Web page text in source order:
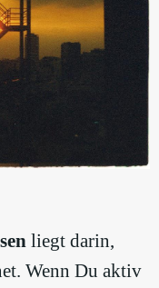
liegt darin,
Wenn Du aktiv